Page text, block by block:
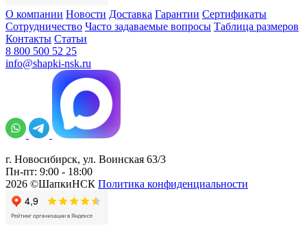
О компании Новости Доставка Гарантии Сертификаты
Сотрудничество Часто задаваемые вопросы Таблица размеров
Контакты Статьи
8 800 500 52 25
info@shapki-nsk.ru
г. Новосибирск, ул. Воинская 63/3
Пн-пт: 9:00 - 18:00
2026 ©ШапкиНСК Политика конфиденциальности